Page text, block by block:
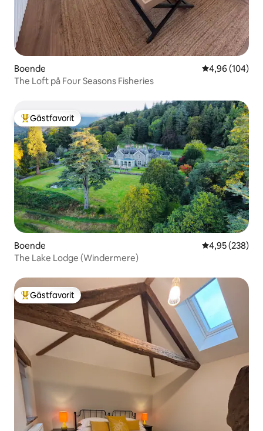
Boende 4,96 av 5 i
4,96 (104)
The Loft på Four Seasons Fisheries
Populär gästfavorit
Gästfavorit
Boende 4,95 av 5 i
4,95 (238)
The Lake Lodge (Windermere)
Populär gästfavorit
Gästfavorit